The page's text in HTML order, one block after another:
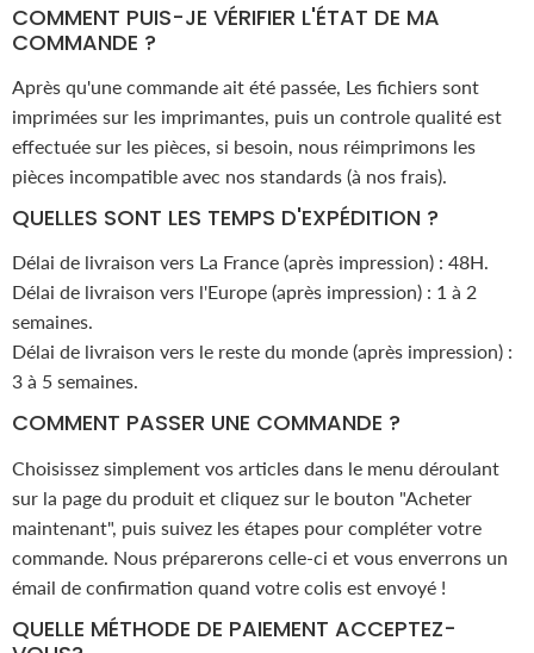
COMMENT PUIS-JE VÉRIFIER L'ÉTAT DE MA
COMMANDE ?
Après qu'une commande ait été passée, Les fichiers sont
imprimées sur les imprimantes, puis un controle qualité est
effectuée sur les pièces, si besoin, nous réimprimons les
pièces incompatible avec nos standards (à nos frais).
QUELLES SONT LES TEMPS D'EXPÉDITION ?
Délai de livraison vers La France (après impression) : 48H.
Délai de livraison vers l'Europe (après impression) : 1 à 2
semaines.
Délai de livraison vers le reste du monde (après impression) :
3 à 5 semaines.
COMMENT PASSER UNE COMMANDE ?
Choisissez simplement vos articles dans le menu déroulant
sur la page du produit et cliquez sur le bouton "Acheter
maintenant", puis suivez les étapes pour compléter votre
commande. Nous préparerons celle-ci et vous enverrons un
émail de confirmation quand votre colis est envoyé !
QUELLE MÉTHODE DE PAIEMENT ACCEPTEZ-